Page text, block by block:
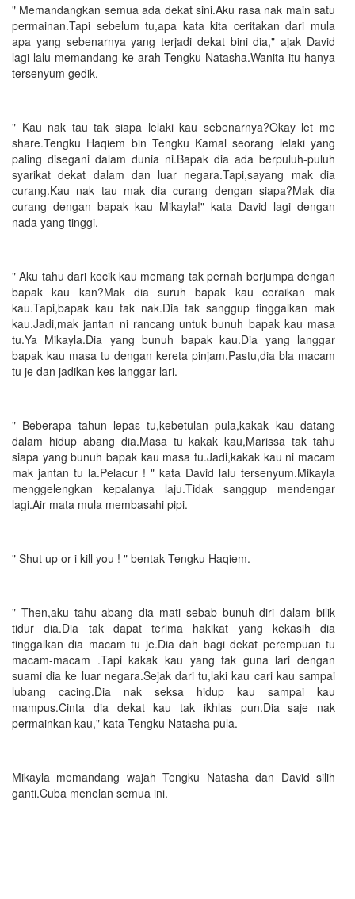
" Memandangkan semua ada dekat sini.Aku rasa nak main satu
permainan.Tapi sebelum tu,apa kata kita ceritakan dari mula
apa yang sebenarnya yang terjadi dekat bini dia," ajak David
lagi lalu memandang ke arah Tengku Natasha.Wanita itu hanya
tersenyum gedik.
" Kau nak tau tak siapa lelaki kau sebenarnya?Okay let me
share.Tengku Haqiem bin Tengku Kamal seorang lelaki yang
paling disegani dalam dunia ni.Bapak dia ada berpuluh-puluh
syarikat dekat dalam dan luar negara.Tapi,sayang mak dia
curang.Kau nak tau mak dia curang dengan siapa?Mak dia
curang dengan bapak kau Mikayla!" kata David lagi dengan
nada yang tinggi.
" Aku tahu dari kecik kau memang tak pernah berjumpa dengan
bapak kau kan?Mak dia suruh bapak kau ceraikan mak
kau.Tapi,bapak kau tak nak.Dia tak sanggup tinggalkan mak
kau.Jadi,mak jantan ni rancang untuk bunuh bapak kau masa
tu.Ya Mikayla.Dia yang bunuh bapak kau.Dia yang langgar
bapak kau masa tu dengan kereta pinjam.Pastu,dia bla macam
tu je dan jadikan kes langgar lari.
" Beberapa tahun lepas tu,kebetulan pula,kakak kau datang
dalam hidup abang dia.Masa tu kakak kau,Marissa tak tahu
siapa yang bunuh bapak kau masa tu.Jadi,kakak kau ni macam
mak jantan tu la.Pelacur ! " kata David lalu tersenyum.Mikayla
menggelengkan kepalanya laju.Tidak sanggup mendengar
lagi.Air mata mula membasahi pipi.
" Shut up or i kill you ! " bentak Tengku Haqiem.
" Then,aku tahu abang dia mati sebab bunuh diri dalam bilik
tidur dia.Dia tak dapat terima hakikat yang kekasih dia
tinggalkan dia macam tu je.Dia dah bagi dekat perempuan tu
macam-macam .Tapi kakak kau yang tak guna lari dengan
suami dia ke luar negara.Sejak dari tu,laki kau cari kau sampai
lubang cacing.Dia nak seksa hidup kau sampai kau
mampus.Cinta dia dekat kau tak ikhlas pun.Dia saje nak
permainkan kau," kata Tengku Natasha pula.
Mikayla memandang wajah Tengku Natasha dan David silih
ganti.Cuba menelan semua ini.